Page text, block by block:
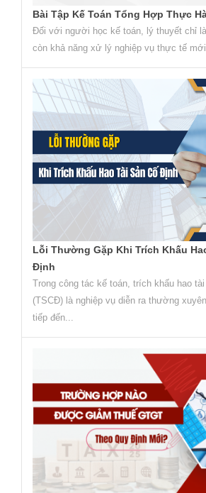
Bài Tập Kế Toán Tổng Hợp Thực
Đối với người học kế toán, lý thuyết chỉ
còn khả năng xử lý nghiệp vụ thực tế mới
Lỗi Thường Gặp Khi Trích Khấu
Định
Trong công tác kế toán, trích khấu hao
(TSCĐ) là nghiệp vụ diễn ra thường
tiếp đến...